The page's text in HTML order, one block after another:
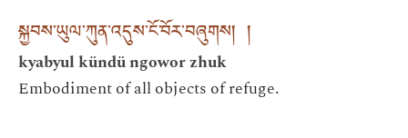
སྐྱབས་ཡུལ་ཀུན་འདུས་ངོ་བོར་བཞུགས། །
kyabyul kündü ngowor zhuk
Embodiment of all objects of refuge.